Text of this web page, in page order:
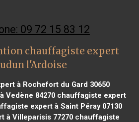
09 72 15 83 12
chauffagiste expert
l'Ardoise
à Rochefort du Gard 30650
Vedène 84270 chauffagiste expert
expert à Saint Péray 07130
à Villeparisis 77270 chauffagiste